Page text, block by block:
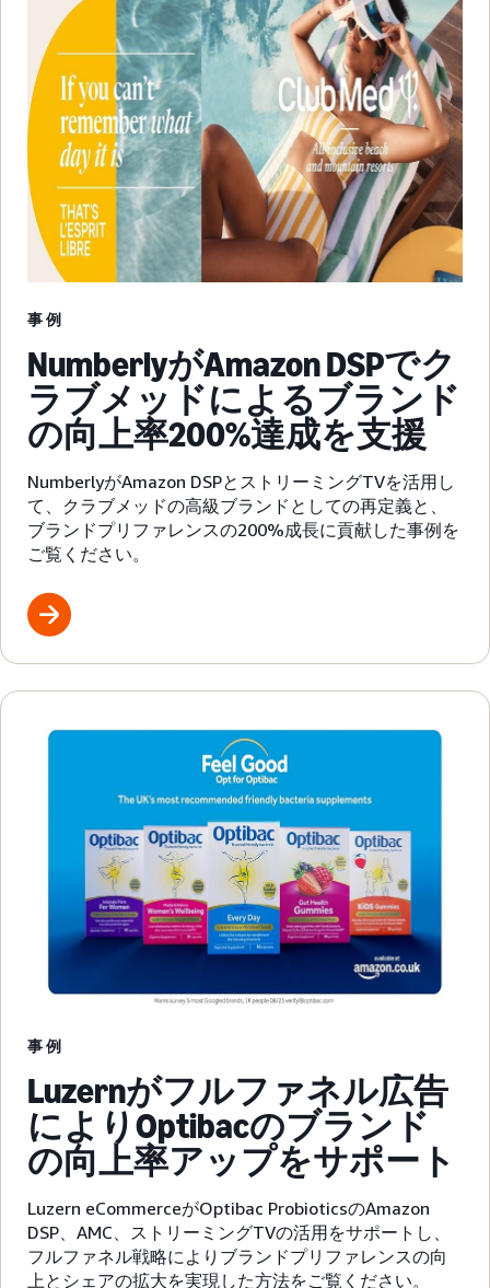
事例
NumberlyがAmazon DSPでク
ラブメッドによるブランド
の向上率200%達成を支援
NumberlyがAmazon DSPとストリーミングTVを活用し
て、クラブメッドの高級ブランドとしての再定義と、
ブランドプリファレンスの200%成長に貢献した事例を
ご覧ください。
事例
Luzernがフルファネル広告
によりOptibacのブランド
の向上率アップをサポート
Luzern eCommerceがOptibac ProbioticsのAmazon
DSP、AMC、ストリーミングTVの活用をサポートし、
フルファネル戦略によりブランドプリファレンスの向
上とシェアの拡大を実現した方法をご覧ください。